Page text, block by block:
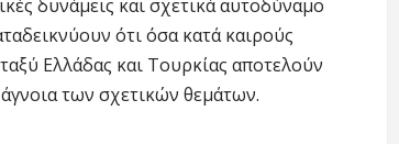
δυνάμεις και σχετικά αυτοδύναμο
ότι όσα κατά καιρούς
Ελλάδας και Τουρκίας αποτελούν
των σχετικών θεμάτων.